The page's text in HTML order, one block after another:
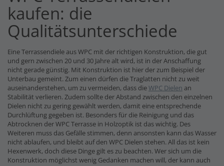
kaufen: die
Qualitätsunterschiede
Eine Terrassendiele aus WPC mit der richtigen Konstruktion, die gut
und gern zwischen 20 und 30 Jahre alt wird, ist in der Anschaffung
nicht gerade günstig. Mit Konstruktion ist hier der zum Beispiel der
Unterbau gemeint. Zum einen dürfen die Traglatten nicht zu weit
auseinanderstehen, um zu vermeiden, dass dieWPC Dielen an
Stabilität verlieren. Zudem sollte der Abstand zwischen den einzelnen
Dielen nicht zu gering gewählt werden, damit eine entsprechende
Durchlüftung gegeben ist. Besonders für die Reinigung und das
Abtrocknen der WPC Terrasse in Holzoptik ist das wichtig. Des
Weiteren muss das Gefälle stimmen, denn ansonsten kann das Wasser
nicht ablaufen, und bleibt auf den WPC Dielen stehen. All das ist kein
Hexenwerk, doch diese Dinge gilt es zu beachten. Wer sich um die
Konstruktion möglichst wenig Gedanken machen will, der kann auch